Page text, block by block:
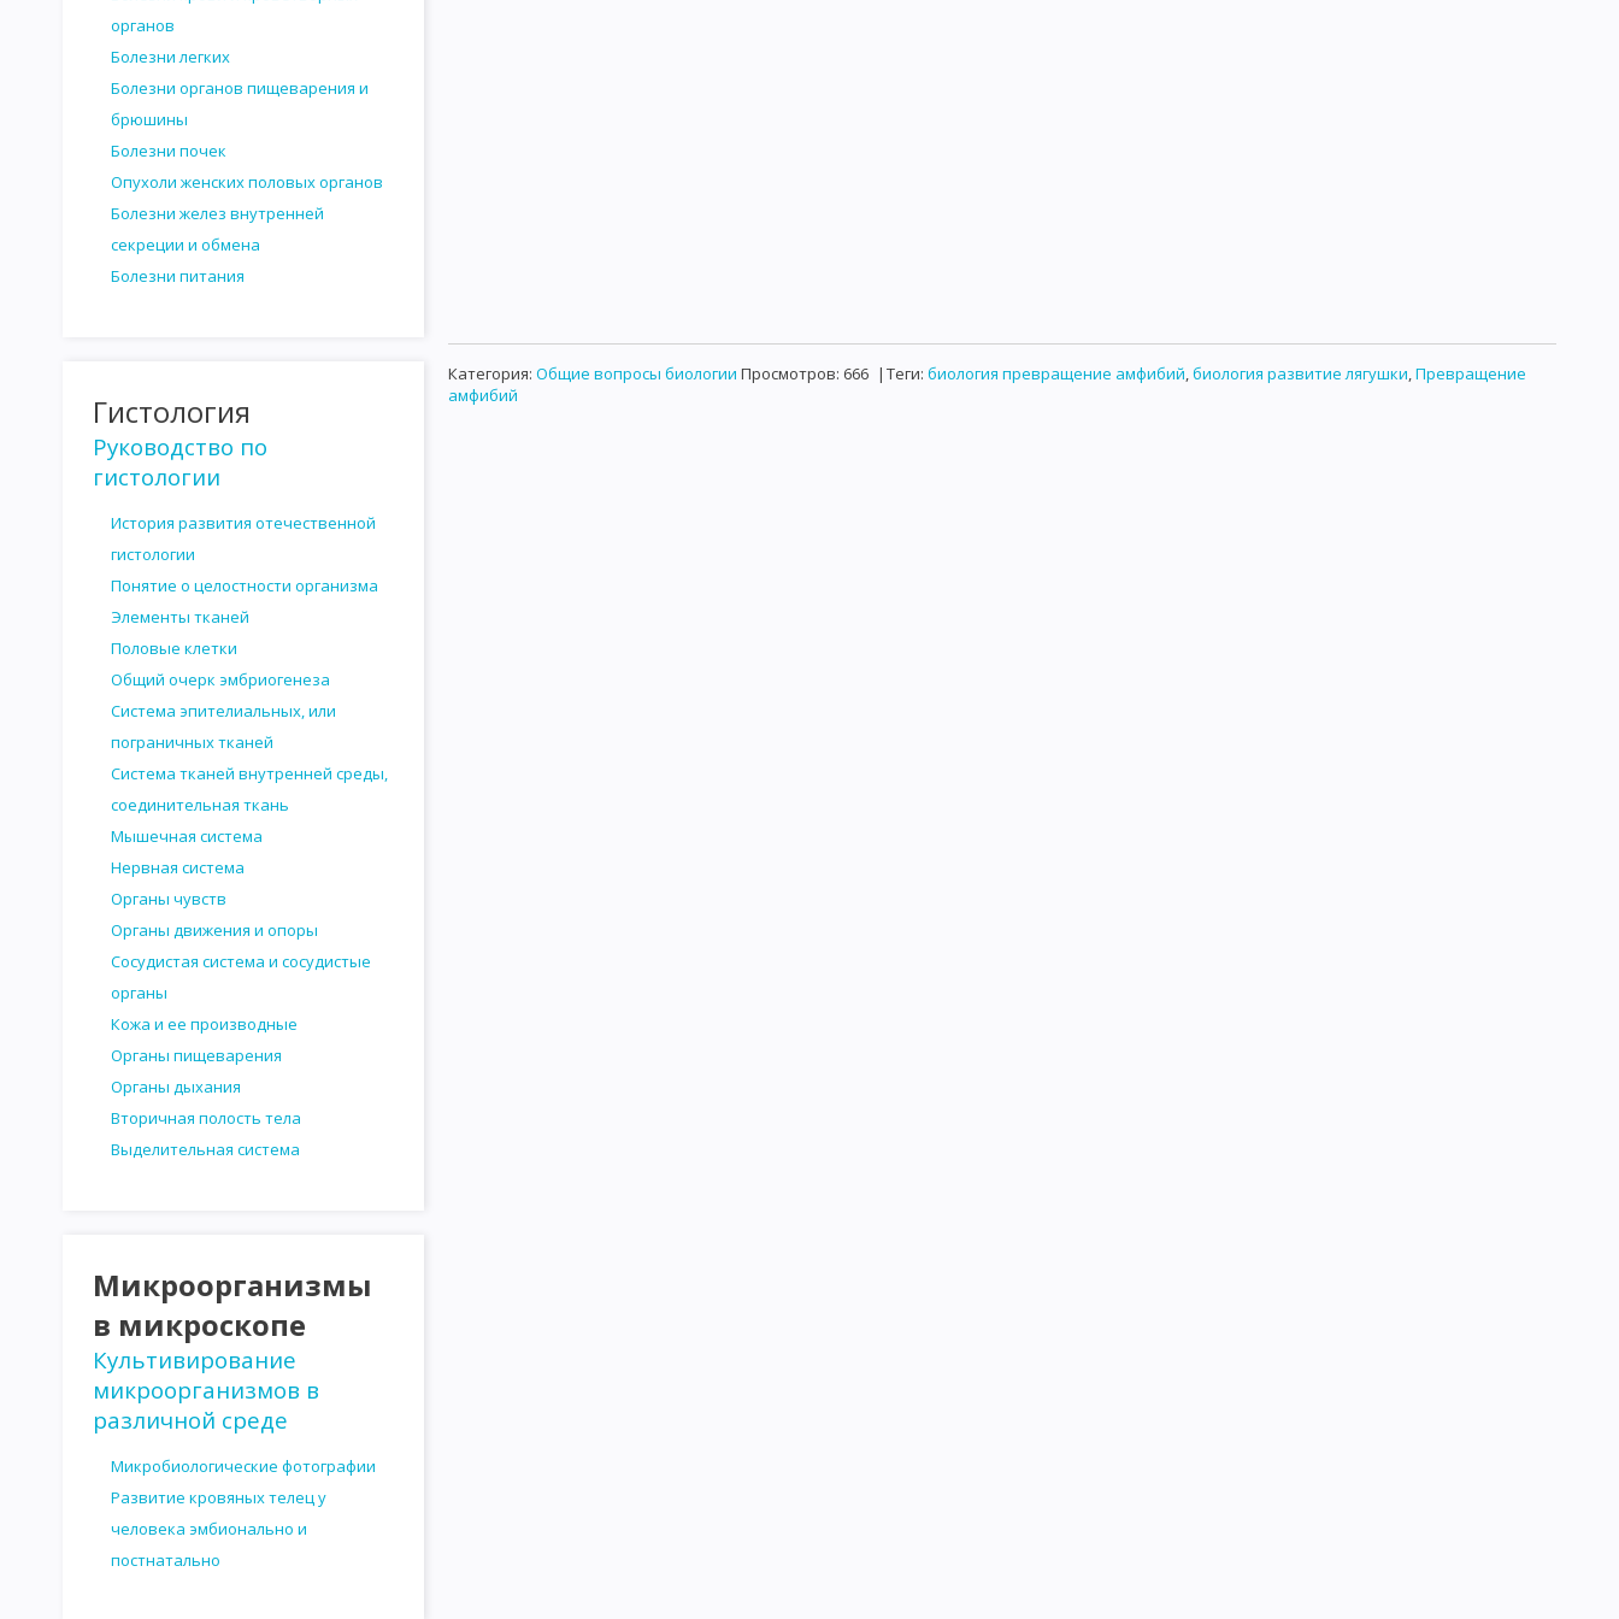
САНИТАРНО - БАКТЕРИОЛОГИЧЕСКОЕ ИССЛЕДОВАНИЕ ПОЧВЫ
ИССЛЕДОВАНИЕ МОЛОКА И МОЛОЧНЫХ ПРОДУКТОВ
ИССЛЕДОВАНИЕ НАПИТКОВ И СИРОПОВ
ИССЛЕДОВАНИЕ ПЕРЕВЯЗОЧНОГО И ХИРУРГИЧЕСКОГО МАТЕРИАЛА НА СТЕРИЛЬНОСТЬ
ГЕМАТОЛОГИЯ ГИСТОЛОГИЯ
органов
Болезни легких
Болезни органов пищеварения и
брюшины
Болезни почек
Опухоли женских половых органов
Болезни желез внутренней
секреции и обмена
Болезни питания
Гистология
Руководство по
гистологии
История развития отечественной
гистологии
Понятие о целостности организма
Элементы тканей
Половые клетки
Общий очерк эмбриогенеза
Система эпителиальных, или
пограничных тканей
Система тканей внутренней среды,
соединительная ткань
Мышечная система
Нервная система
Органы чувств
Органы движения и опоры
Сосудистая система и сосудистые
органы
Кожа и ее производные
Органы пищеварения
Органы дыхания
Вторичная полость тела
Выделительная система
Микроорганизмы
в микроскопе
Культивирование
микроорганизмов в
различной среде
Микробиологические фотографии
Развитие кровяных телец у
человека эмбионально и
постнатально
Категория: Общие вопросы биологии Просмотров: 666 | Теги: биология превращение амфибий,биология развитие лягушки,Превращение
амфибий